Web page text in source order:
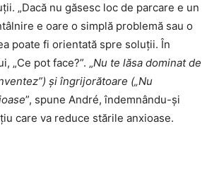
„Dacă nu găsesc loc de parcare e un
e oare o simplă problemă sau o
poate fi orientată spre soluții. În
„Ce pot face?”. „Nu te lăsa dominat de
și îngrijorătoare („Nu
”, spune André, îndemnându-și
care va reduce stările anxioase.